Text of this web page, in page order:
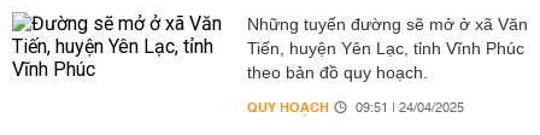
Những tuyến đường sẽ mở ở xã Văn
Tiến, huyện Yên Lạc, tỉnh Vĩnh Phúc
theo bản đồ quy hoạch.
QUY HOẠCH 09:51 | 24/04/2025